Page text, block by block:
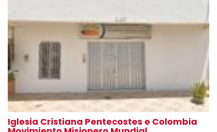
Iglesia Cristiana Pentecostes e Colombia